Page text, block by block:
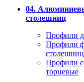
04.
столешниц
Профили
Профили
столешниц
Профили
торцевые